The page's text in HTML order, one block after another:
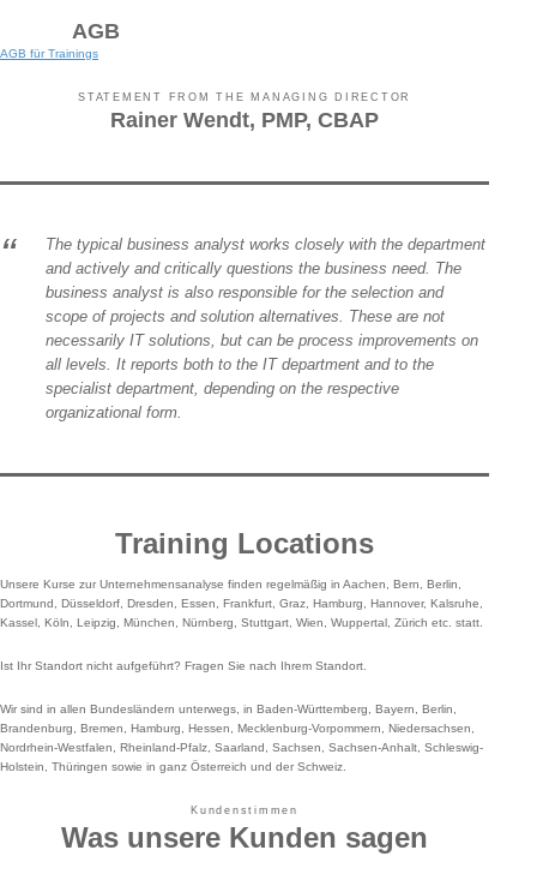
AGB
AGB für Trainings
STATEMENT FROM THE MANAGING DIRECTOR
Rainer Wendt, PMP, CBAP
The typical business analyst works closely with the department
and actively and critically questions the business need. The
business analyst is also responsible for the selection and
scope of projects and solution alternatives. These are not
necessarily IT solutions, but can be process improvements on
all levels. It reports both to the IT department and to the
specialist department, depending on the respective
organizational form.
Training Locations
Unsere Kurse zur Unternehmensanalyse finden regelmäßig in Aachen, Bern, Berlin,
Dortmund, Düsseldorf, Dresden, Essen, Frankfurt, Graz, Hamburg, Hannover, Kalsruhe,
Kassel, Köln, Leipzig, München, Nürnberg, Stuttgart, Wien, Wuppertal, Zürich etc. statt.
Ist Ihr Standort nicht aufgeführt? Fragen Sie nach Ihrem Standort.
Wir sind in allen Bundesländern unterwegs, in Baden-Württemberg, Bayern, Berlin,
Brandenburg, Bremen, Hamburg, Hessen, Mecklenburg-Vorpommern, Niedersachsen,
Nordrhein-Westfalen, Rheinland-Pfalz, Saarland, Sachsen, Sachsen-Anhalt, Schleswig-
Holstein, Thüringen sowie in ganz Österreich und der Schweiz.
Kundenstimmen
Was unsere Kunden sagen